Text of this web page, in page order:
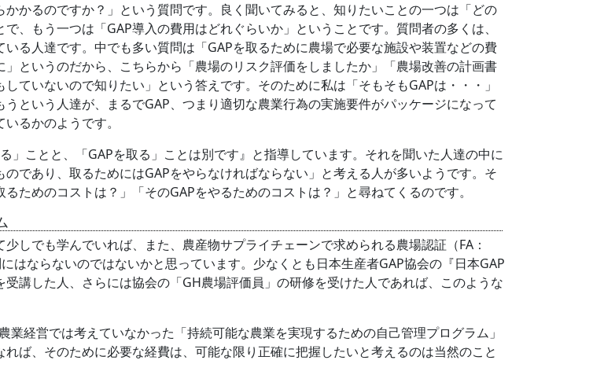
かるのですか？」という質問です。良く聞いてみると、知りたいことの一つは「どの
、もう一つは「GAP導入の費用はどれぐらいか」ということです。質問者の多くは、
る人達です。中でも多い質問は「GAPを取るために農場で必要な施設や装置などの費
というのだから、こちらから「農場のリスク評価をしましたか」「農場改善の計画書
ていないので知りたい」という答えです。そのために私は「そもそもGAPは・・・」
という人達が、まるでGAP、つまり適切な農業行為の実施要件がパッケージになって
るかのようです。
ことと、「GAPを取る」ことは別です』と指導しています。それを聞いた人達の中に
であり、取るためにはGAPをやらなければならない」と考える人が多いようです。そ
ためのコストは？」「そのGAPをやるためのコストは？」と尋ねてくるのです。
でも学んでいれば、また、農産物サプライチェーンで求められる農場認証（FA：
ならないのではないかと思っています。少なくとも日本生産者GAP協会の『日本GAP
講した人、さらには協会の「GH農場評価員」の研修を受けた人であれば、このような
経営では考えていなかった「持続可能な農業を実現するための自己管理プログラム」
ば、そのために必要な経費は、可能な限り正確に把握したいと考えるのは当然のこと